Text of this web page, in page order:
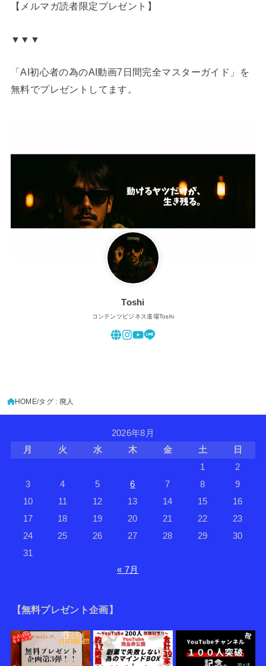
【メルマガ読者限定プレゼント】
▼▼▼
「AI初心者の為のAI動画7日間完全マスターガイド」を
無料でプレゼントしてます。
Toshi
コンテンツビジネス道場Toshi
HOME タグ : 廃人
2026年8月
月
火 水 木 金 土
日
1
2
3
4 5 6 7 8
9
10
11 12 13 14 15
16
17
18 19 20 21 22
23
24
25 26 27 28 29
30
31
« 7月
【無料プレゼント企画】